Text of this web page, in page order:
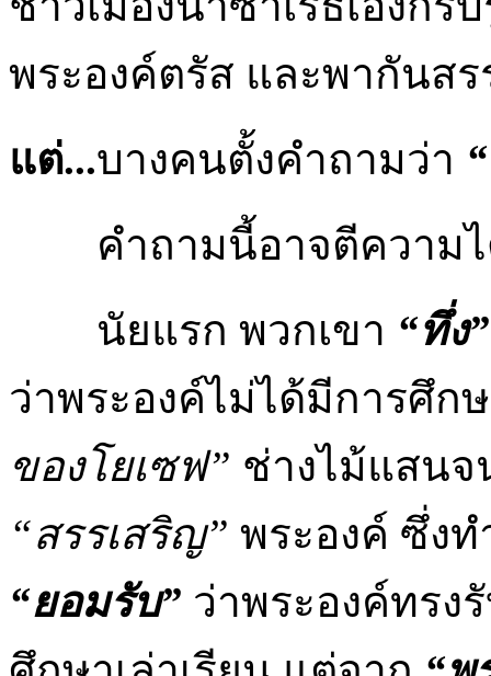
พระองค์ตรัส และพากันสร
แต่...บางคนตั้งคำถามว่า
คำถามนี้อาจตีความไ
นัยแรก พวกเขา “ทึ่ง”
ว่าพระองค์ไม่ได้มีการศึก
ของโยเซฟ” ช่างไม้แสนจ
“สรรเสริญ” พระองค์ ซึ่งท
“ยอมรับ” ว่าพระองค์ทรง